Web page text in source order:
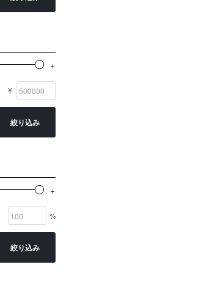
¥
絞り込み
%
絞り込み